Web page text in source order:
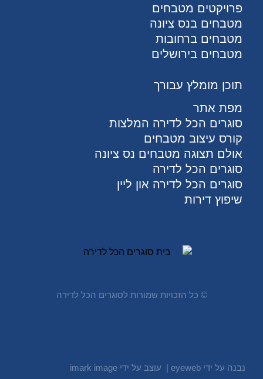
פרויקטים מטבחים
מטבחים בנס ציונה
מטבחים ברחובות
מטבחים בירושלים
תוכן מומלץ עבורך
מפת אתר
סוגרים הכל לדירה המלצות
קורס עיצוב מטבחים
אולם תצוגה מטבחים נס ציונה
סוגרים הכל לדירה
סוגרים הכל לדירה און ליין
שיפוץ דירות
© ​כל הזכויות שמורות לסוגרים הכל לדירה
נבנה על ידי eyeweb | עוצב על ידי imark image